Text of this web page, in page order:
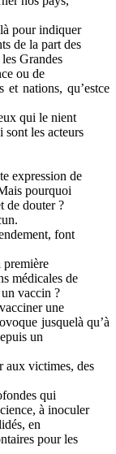
pour indiquer
de la part des
Grandes
ou de
et nations, qu’estce
qui le nient
les acteurs
expression de
pourquoi
de douter ?
font
première
médicales de
vaccin ?
une
jusquelà qu’à
un
aux victimes, des
qui
à inoculer
en
pour les